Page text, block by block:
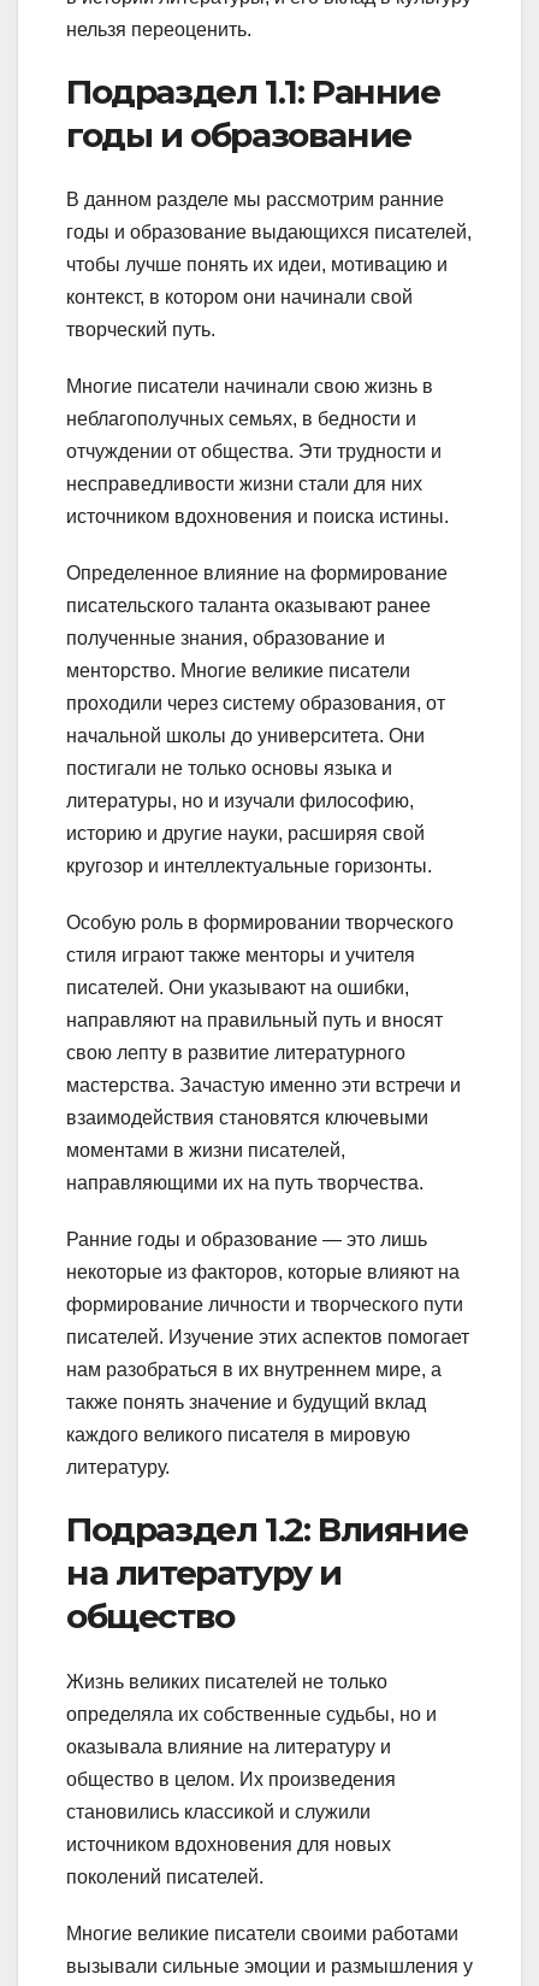
нельзя переоценить.
Подраздел 1.1: Ранние
годы и образование
В данном разделе мы рассмотрим ранние
годы и образование выдающихся писателей,
чтобы лучше понять их идеи, мотивацию и
контекст, в котором они начинали свой
творческий путь.
Многие писатели начинали свою жизнь в
неблагополучных семьях, в бедности и
отчуждении от общества. Эти трудности и
несправедливости жизни стали для них
источником вдохновения и поиска истины.
Определенное влияние на формирование
писательского таланта оказывают ранее
полученные знания, образование и
менторство. Многие великие писатели
проходили через систему образования, от
начальной школы до университета. Они
постигали не только основы языка и
литературы, но и изучали философию,
историю и другие науки, расширяя свой
кругозор и интеллектуальные горизонты.
Особую роль в формировании творческого
стиля играют также менторы и учителя
писателей. Они указывают на ошибки,
направляют на правильный путь и вносят
свою лепту в развитие литературного
мастерства. Зачастую именно эти встречи и
взаимодействия становятся ключевыми
моментами в жизни писателей,
направляющими их на путь творчества.
Ранние годы и образование — это лишь
некоторые из факторов, которые влияют на
формирование личности и творческого пути
писателей. Изучение этих аспектов помогает
нам разобраться в их внутреннем мире, а
также понять значение и будущий вклад
каждого великого писателя в мировую
литературу.
Подраздел 1.2: Влияние
на литературу и
общество
Жизнь великих писателей не только
определяла их собственные судьбы, но и
оказывала влияние на литературу и
общество в целом. Их произведения
становились классикой и служили
источником вдохновения для новых
поколений писателей.
Многие великие писатели своими работами
вызывали сильные эмоции и размышления у